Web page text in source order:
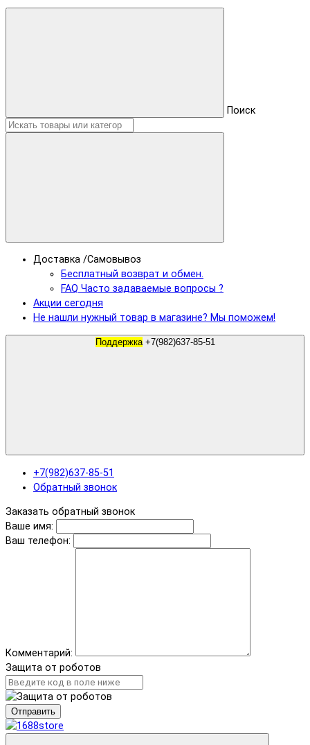
Поиск
Доставка /Самовывоз
Бесплатный возврат и обмен.
FAQ Часто задаваемые вопросы ?
Акции сегодня
Не нашли нужный товар в магазине? Мы поможем!
Поддержка +7(982)637-85-51
+7(982)637-85-51
Обратный звонок
Заказать обратный звонок
Ваше имя:
Ваш телефон:
Комментарий:
Защита от роботов
Отправить